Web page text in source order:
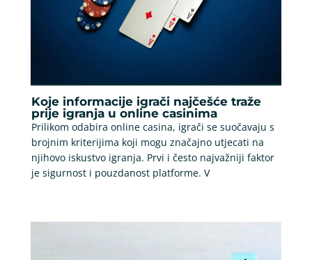
Koje informacije igrači najčešće traže
prije igranja u online casinima
Prilikom odabira online casina, igrači se suočavaju s
brojnim kriterijima koji mogu značajno utjecati na
njihovo iskustvo igranja. Prvi i često najvažniji faktor
je sigurnost i pouzdanost platforme. V